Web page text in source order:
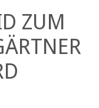
ZUM